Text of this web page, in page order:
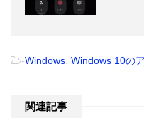
-Windows Windows 10の
関連記事